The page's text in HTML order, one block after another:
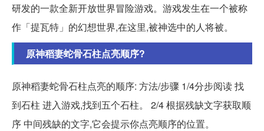
研发的一款全新开放世界冒险游戏。游戏发生在一个被称
作「提瓦特」的幻想世界,在这里,被神选中的人将被。
原神稻妻蛇骨石柱点亮顺序?
原神稻妻蛇骨石柱点亮的顺序: 方法/步骤 1/4分步阅读 找
到石柱 进入游戏,找到五个石柱。 2/4 根据残缺文字获取顺
序 中间残缺的文字,它会提示你点亮顺序的位置。